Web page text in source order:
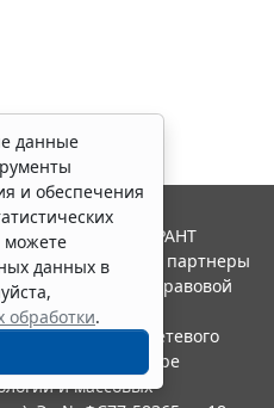
данные
и обеспечения
можете
данных в
обработки.
2026. Система ГАРАНТ
"Гарант" и ее партнеры
ассоциации правовой
в качестве сетевого
по надзору в сфере
и массовых